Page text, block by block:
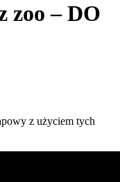
zoo – DO
z użyciem tych